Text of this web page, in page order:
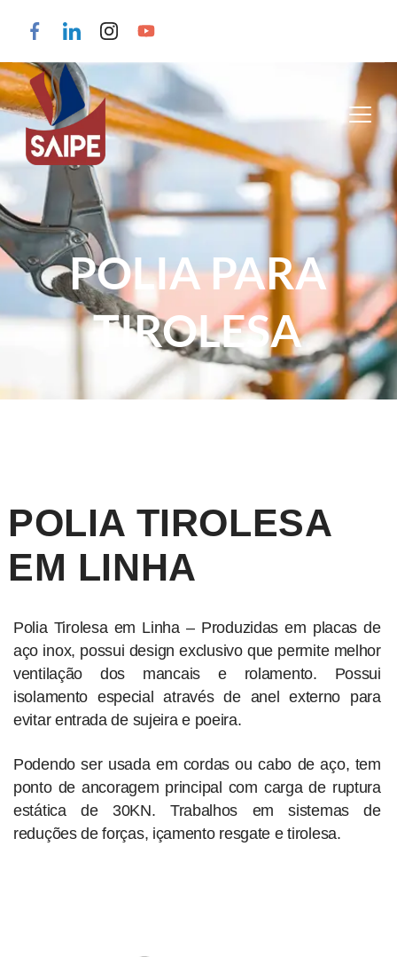
POLIA PARA
TIROLESA
POLIA TIROLESA
EM LINHA
Polia Tirolesa em Linha – Produzidas em placas de
aço inox, possui design exclusivo que permite melhor
ventilação dos mancais e rolamento. Possui
isolamento especial através de anel externo para
evitar entrada de sujeira e poeira.
Podendo ser usada em cordas ou cabo de aço, tem
ponto de ancoragem principal com carga de ruptura
estática de 30KN. Trabalhos em sistemas de
reduções de forças, içamento resgate e tirolesa.